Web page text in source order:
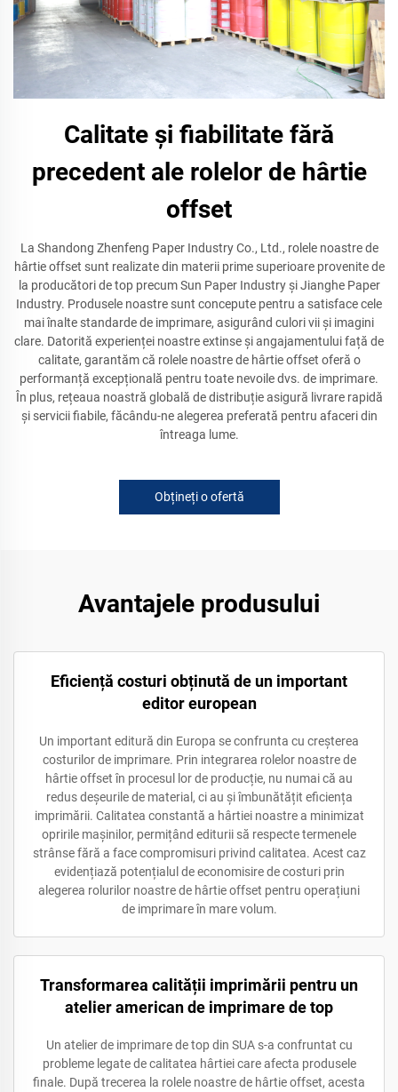
Calitate și fiabilitate fără
precedent ale rolelor de hârtie
offset
La Shandong Zhenfeng Paper Industry Co., Ltd., rolele noastre de
hârtie offset sunt realizate din materii prime superioare provenite de
la producători de top precum Sun Paper Industry și Jianghe Paper
Industry. Produsele noastre sunt concepute pentru a satisface cele
mai înalte standarde de imprimare, asigurând culori vii și imagini
clare. Datorită experienței noastre extinse și angajamentului față de
calitate, garantăm că rolele noastre de hârtie offset oferă o
performanță excepțională pentru toate nevoile dvs. de imprimare.
În plus, rețeaua noastră globală de distribuție asigură livrare rapidă
și servicii fiabile, făcându-ne alegerea preferată pentru afaceri din
întreaga lume.
Obțineți o ofertă
Avantajele produsului
Eficiență costuri obținută de un important
editor european
Un important editură din Europa se confrunta cu creșterea
costurilor de imprimare. Prin integrarea rolelor noastre de
hârtie offset în procesul lor de producție, nu numai că au
redus deșeurile de material, ci au și îmbunătățit eficiența
imprimării. Calitatea constantă a hârtiei noastre a minimizat
opririle mașinilor, permițând editurii să respecte termenele
strânse fără a face compromisuri privind calitatea. Acest caz
evidențiază potențialul de economisire de costuri prin
alegerea rolurilor noastre de hârtie offset pentru operațiuni
de imprimare în mare volum.
Transformarea calității imprimării pentru un
atelier american de imprimare de top
Un atelier de imprimare de top din SUA s-a confruntat cu
probleme legate de calitatea hârtiei care afecta produsele
finale. După trecerea la rolele noastre de hârtie offset, acesta